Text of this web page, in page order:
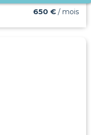
650 € / mois